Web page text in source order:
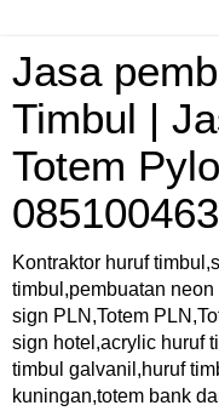
Jasa
Timbul |
Totem
Kontraktor huruf
timbul,pembuatan
sign PLN,Totem
sign hotel,acrylic huruf
timbul galvanil,huruf
kuningan,totem bank